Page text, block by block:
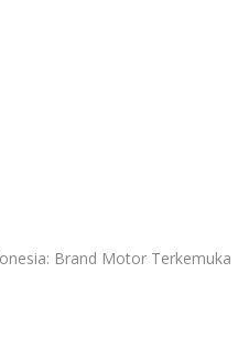
Brand Motor Terkemuka